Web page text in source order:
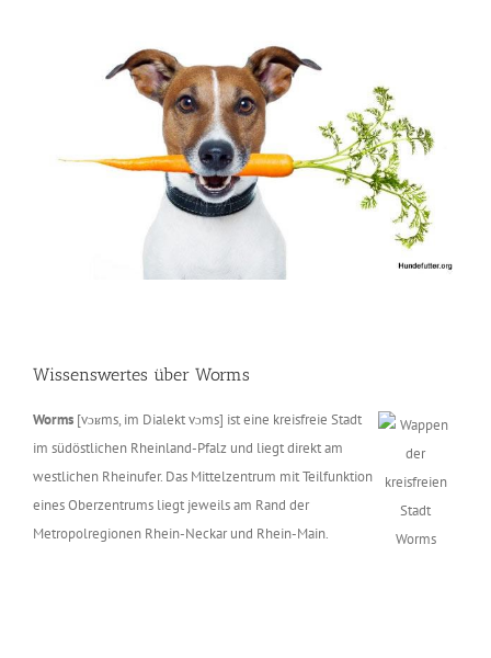
Wissenswertes über Worms
Worms [vɔʁms, im Dialekt vɔms] ist eine kreisfreie Stadt
im südöstlichen Rheinland-Pfalz und liegt direkt am
westlichen Rheinufer. Das Mittelzentrum mit Teilfunktion
eines Oberzentrums liegt jeweils am Rand der
Metropolregionen Rhein-Neckar und Rhein-Main.